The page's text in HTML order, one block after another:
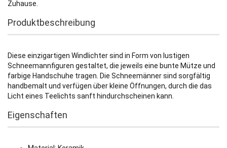
Zuhause.
Produktbeschreibung
Diese einzigartigen Windlichter sind in Form von lustigen
Schneemannfiguren gestaltet, die jeweils eine bunte Mütze und
farbige Handschuhe tragen. Die Schneemänner sind sorgfältig
handbemalt und verfügen über kleine Öffnungen, durch die das
Licht eines Teelichts sanft hindurchscheinen kann.
Eigenschaften